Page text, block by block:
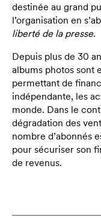
destinée au grand
l’organisation en
liberté de la presse.
Depuis plus de 30
albums photos sont
permettant de
indépendante, les
monde. Dans le
dégradation des
nombre d’abonnés
pour sécuriser son
de revenus.